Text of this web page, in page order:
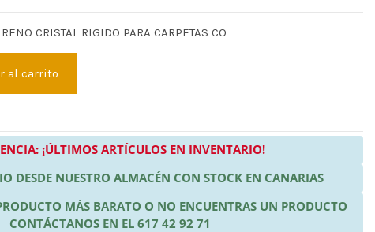
CRISTAL RIGIDO PARA CARPETAS CO
al carrito
¡ÚLTIMOS ARTÍCULOS EN INVENTARIO!
DESDE NUESTRO ALMACÉN CON STOCK EN CANARIAS
MÁS BARATO O NO ENCUENTRAS UN PRODUCTO
CONTÁCTANOS EN EL 617 42 92 71